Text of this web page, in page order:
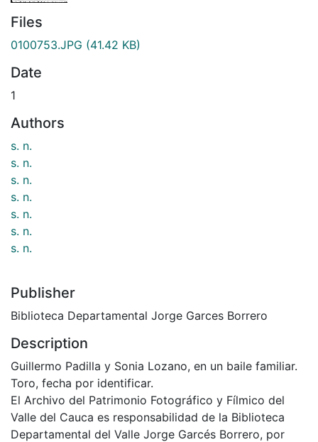
Files
0100753.JPG (41.42 KB)
Date
1
Authors
s. n.
s. n.
s. n.
s. n.
s. n.
s. n.
s. n.
Publisher
Biblioteca Departamental Jorge Garces Borrero
Description
Guillermo Padilla y Sonia Lozano, en un baile familiar.
Toro, fecha por identificar.
El Archivo del Patrimonio Fotográfico y Fílmico del
Valle del Cauca es responsabilidad de la Biblioteca
Departamental del Valle Jorge Garcés Borrero, por